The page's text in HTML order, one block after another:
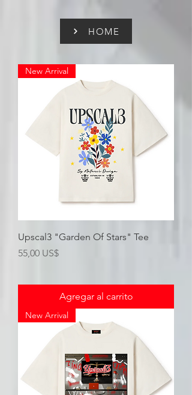
HOME
New Arrival
Upscal3 "Garden Of Stars" Tee
Precio
55,00 US$
Agregar al carrito
New Arrival